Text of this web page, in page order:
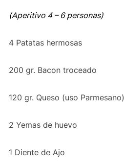
(Aperitivo 4 – 6 personas)
4 Patatas hermosas
200 gr. Bacon troceado
120 gr. Queso (uso Parmesano)
2 Yemas de huevo
1 Diente de Ajo